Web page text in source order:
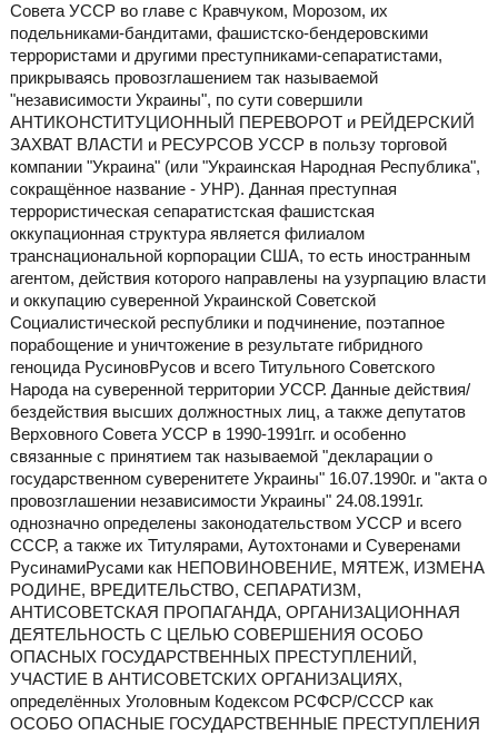
Совета УССР во главе с Кравчуком, Морозом, их
подельниками-бандитами, фашистско-бендеровскими
террористами и другими преступниками-сепаратистами,
прикрываясь провозглашением так называемой
"независимости Украины", по сути совершили
АНТИКОНСТИТУЦИОННЫЙ ПЕРЕВОРОТ и РЕЙДЕРСКИЙ
ЗАХВАТ ВЛАСТИ и РЕСУРСОВ УССР в пользу торговой
компании "Украина" (или "Украинская Народная Республика",
сокращённое название - УНР). Данная преступная
террористическая сепаратистская фашистская
оккупационная структура является филиалом
транснациональной корпорации США, то есть иностранным
агентом, действия которого направлены на узурпацию власти
и оккупацию суверенной Украинской Советской
Социалистической республики и подчинение, поэтапное
порабощение и уничтожение в результате гибридного
геноцида РусиновРусов и всего Титульного Советского
Народа на суверенной территории УССР. Данные действия/
бездействия высших должностных лиц, а также депутатов
Верховного Совета УССР в 1990-1991гг. и особенно
связанные с принятием так называемой "декларации о
государственном суверенитете Украины" 16.07.1990г. и "акта о
провозглашении независимости Украины" 24.08.1991г.
однозначно определены законодательством УССР и всего
СССР, а также их Титулярами, Аутохтонами и Суверенами
РусинамиРусами как НЕПОВИНОВЕНИЕ, МЯТЕЖ, ИЗМЕНА
РОДИНЕ, ВРЕДИТЕЛЬСТВО, СЕПАРАТИЗМ,
АНТИСОВЕТСКАЯ ПРОПАГАНДА, ОРГАНИЗАЦИОННАЯ
ДЕЯТЕЛЬНОСТЬ С ЦЕЛЬЮ СОВЕРШЕНИЯ ОСОБО
ОПАСНЫХ ГОСУДАРСТВЕННЫХ ПРЕСТУПЛЕНИЙ,
УЧАСТИЕ В АНТИСОВЕТСКИХ ОРГАНИЗАЦИЯХ,
определённых Уголовным Кодексом РСФСР/СССР как
ОСОБО ОПАСНЫЕ ГОСУДАРСТВЕННЫЕ ПРЕСТУПЛЕНИЯ